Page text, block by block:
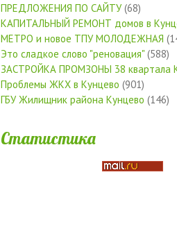
ПРЕДЛОЖЕНИЯ ПО САЙТУ(68)
КАПИТАЛЬНЫЙ РЕМОНТ домов в
МЕТРО и новое ТПУ МОЛОДЕЖНАЯ
Это сладкое слово "реновация" (588)
ЗАСТРОЙКА ПРОМЗОНЫ 38 квартала
Проблемы ЖКХ в Кунцево (901)
ГБУ Жилищник района Кунцево (146)
Статистика